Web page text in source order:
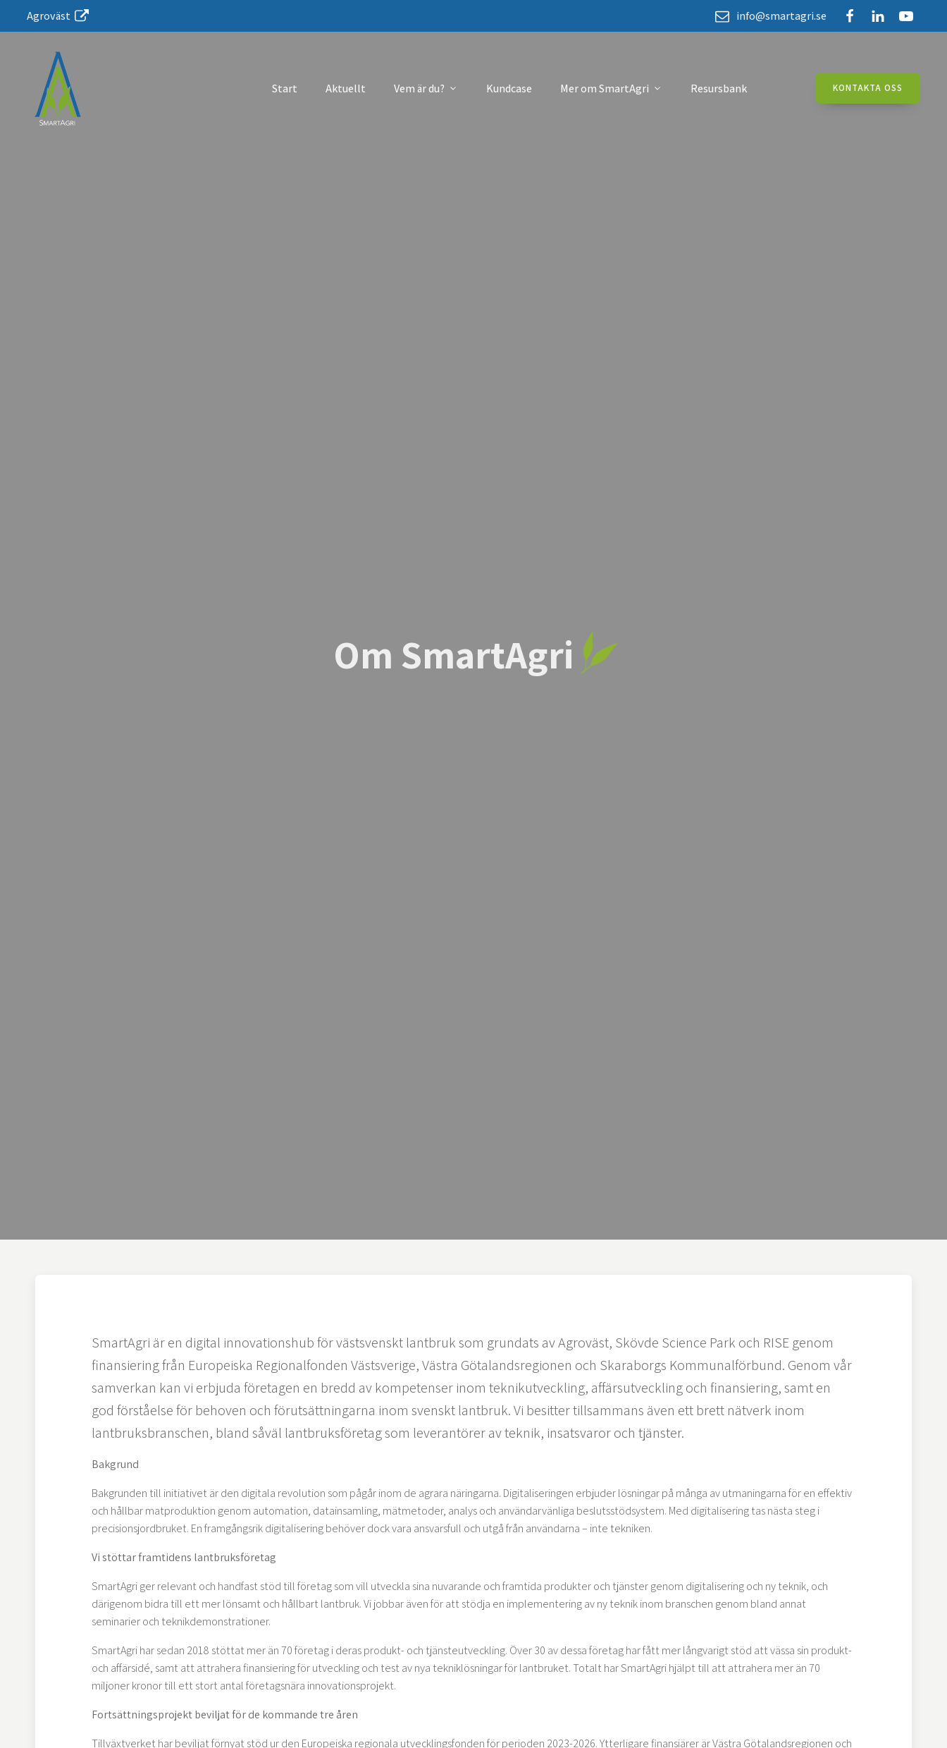
Agroväst info@smartagri.se
Start Aktuellt Vem är du? Kundcase Mer om SmartAgri Resursbank KONTAKTA OSS
Om SmartAgri
SmartAgri är en digital innovationshub för västsvenskt lantbruk som grundats av Agroväst, Skövde Science Park och RISE genom
finansiering från Europeiska Regionalfonden Västsverige, Västra Götalandsregionen och Skaraborgs Kommunalförbund. Genom vår
samverkan kan vi erbjuda företagen en bredd av kompetenser inom teknikutveckling, affärsutveckling och finansiering, samt en
god förståelse för behoven och förutsättningarna inom svenskt lantbruk. Vi besitter tillsammans även ett brett nätverk inom
lantbruksbranschen, bland såväl lantbruksföretag som leverantörer av teknik, insatsvaror och tjänster.
Bakgrund
Bakgrunden till initiativet är den digitala revolution som pågår inom de agrara näringarna. Digitaliseringen erbjuder lösningar på många av utmaningarna för en effektiv
och hållbar matproduktion genom automation, datainsamling, mätmetoder, analys och användarvänliga beslutsstödsystem. Med digitalisering tas nästa steg i
precisionsjordbruket. En framgångsrik digitalisering behöver dock vara ansvarsfull och utgå från användarna – inte tekniken.
Vi stöttar framtidens lantbruksföretag
SmartAgri ger relevant och handfast stöd till företag som vill utveckla sina nuvarande och framtida produkter och tjänster genom digitalisering och ny teknik, och
därigenom bidra till ett mer lönsamt och hållbart lantbruk. Vi jobbar även för att stödja en implementering av ny teknik inom branschen genom bland annat
seminarier och teknikdemonstrationer.
SmartAgri har sedan 2018 stöttat mer än 70 företag i deras produkt- och tjänsteutveckling. Över 30 av dessa företag har fått mer långvarigt stöd att vässa sin produkt-
och affärsidé, samt att attrahera finansiering för utveckling och test av nya tekniklösningar för lantbruket. Totalt har SmartAgri hjälpt till att attrahera mer än 70
miljoner kronor till ett stort antal företagsnära innovationsprojekt.
Fortsättningsprojekt beviljat för de kommande tre åren
Tillväxtverket har beviljat förnyat stöd ur den Europeiska regionala utvecklingsfonden för perioden 2023-2026. Ytterligare finansiärer är Västra Götalandsregionen och